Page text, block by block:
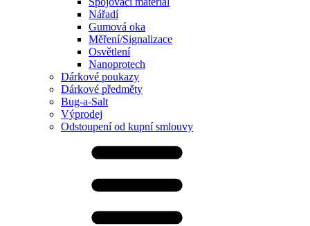
Nářadí
Gumová oka
Měření/Signalizace
Osvětlení
Nanoprotech
Dárkové poukazy
Dárkové předměty
Bug-a-Salt
Výprodej
Odstoupení od kupní smlouvy